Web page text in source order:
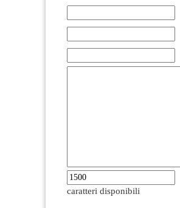
caratteri disponibili